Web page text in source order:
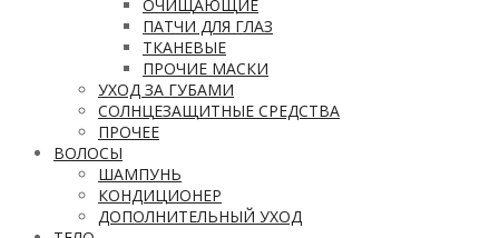
ОЧИЩАЮЩИЕ
ПАТЧИ ДЛЯ ГЛАЗ
ТКАНЕВЫЕ
ПРОЧИЕ МАСКИ
УХОД ЗА ГУБАМИ
СОЛНЦЕЗАЩИТНЫЕ СРЕДСТВА
ПРОЧЕЕ
ВОЛОСЫ
ШАМПУНЬ
КОНДИЦИОНЕР
ДОПОЛНИТЕЛЬНЫЙ УХОД